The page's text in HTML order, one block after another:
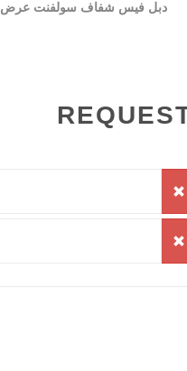
دبل فيس شفاف سولفنت عرض 1 سم - طول 45 متر